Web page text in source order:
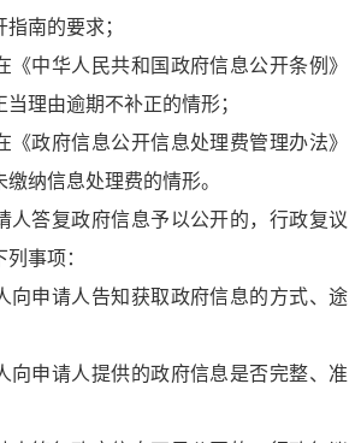
南的要求；
《中华人民共和国政府信息公开条例》
理由逾期不补正的情形；
《政府信息公开信息处理费管理办法》
纳信息处理费的情形。
答复政府信息予以公开的，行政复议
事项：
向申请人告知获取政府信息的方式、途
向申请人提供的政府信息是否完整、准